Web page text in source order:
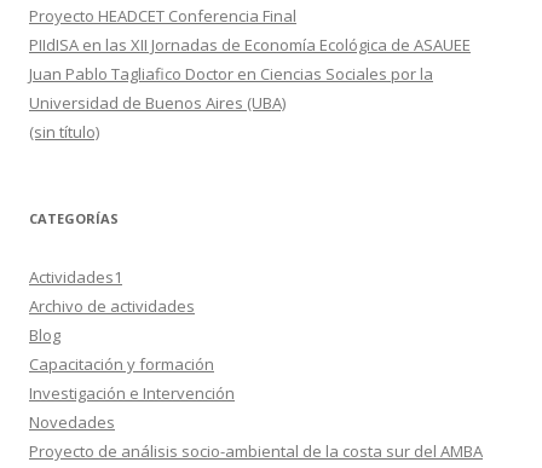
Proyecto HEADCET Conferencia Final
PIIdISA en las XII Jornadas de Economía Ecológica de ASAUEE
Juan Pablo Tagliafico Doctor en Ciencias Sociales por la
Universidad de Buenos Aires (UBA)
(sin título)
CATEGORÍAS
Actividades1
Archivo de actividades
Blog
Capacitación y formación
Investigación e Intervención
Novedades
Proyecto de análisis socio-ambiental de la costa sur del AMBA